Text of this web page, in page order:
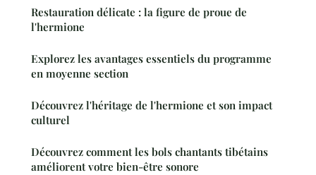
Restauration délicate : la figure de proue de
l'hermione
Explorez les avantages essentiels du programme
en moyenne section
Découvrez l'héritage de l'hermione et son impact
culturel
Découvrez comment les bols chantants tibétains
améliorent votre bien-être sonore